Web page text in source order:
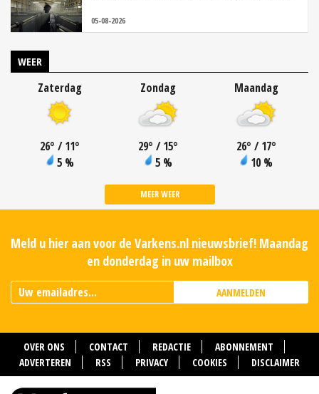
05-08-2026
WEER
Zaterdag
26° / 11°
5 %
Zondag
29° / 15°
5 %
Maandag
26° / 17°
10 %
MEER WEER
Meld u hier aan voor de Varkens.nl nieuwsbrief! Maandag
en donderdag in uw mailbox
AANMELDEN
OVER ONS CONTACT REDACTIE
ABONNEMENT
ADVERTEREN
RSS PRIVACY COOKIES DISCLAIMER